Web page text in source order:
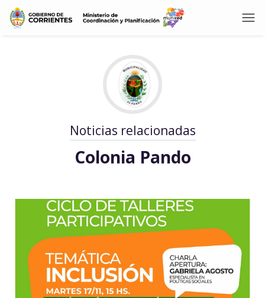
Noticias relacionadas
Colonia Pando